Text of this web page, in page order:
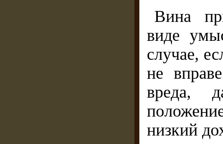
Вина
виде
случае,
не
вреда,
низкий